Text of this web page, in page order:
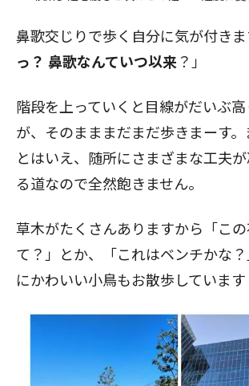
鼻歌交じりで歩く自分に気が付き
っ？ 鼻歌なんていつ以来 ？」
階段を上っていくと目線がだいぶ
が、そのまままだまだ歩きまーす
とはいえ、随所にさまざまな工夫
る道なので全然飽きません。
草木がたくさんありますから「こ
て？」とか、「これはベンチかな
にかわいい小鳥もお散歩していま